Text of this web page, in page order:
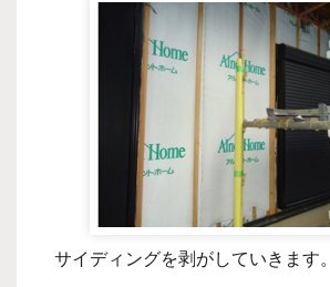
サイディングを剥がしていきます。